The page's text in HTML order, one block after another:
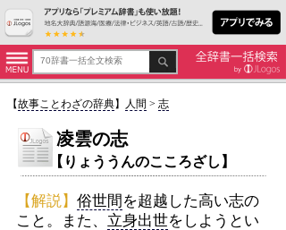
【故事ことわざの辞典】 人間 > 志
凌雲の志
【りょううんのこころざし】
【解説】 俗世間 を超越した高い志の
こと。また、 立身出世をしようとい